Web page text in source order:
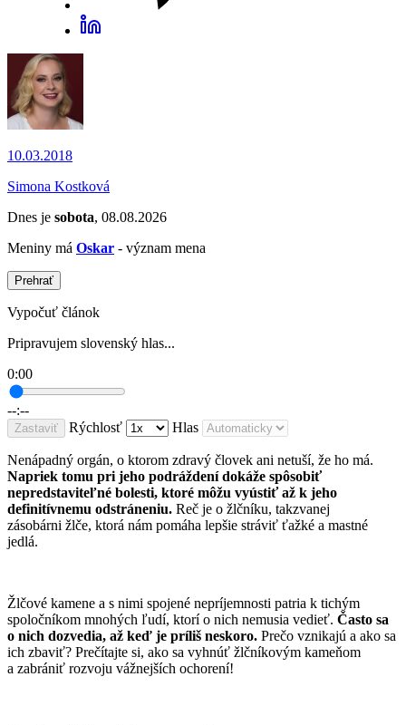
10.03.2018
Simona Kostková
Dnes je sobota, 08.08.2026
Meniny má Oskar - význam mena
Prehrať
Vypočuť článok
Pripravujem slovenský hlas...
0:00
--:--
Zastaviť Rýchlosť Hlas
Nenápadný orgán, o ktorom zdravý človek ani netuší, že ho má.
Napriek tomu pri jeho podráždení dokáže spôsobiť
nepredstaviteľné bolesti, ktoré môžu vyústiť až k jeho
definitívnemu odstráneniu. Reč je o žlčníku, takzvanej
zásobárni žlče, ktorá nám pomáha lepšie stráviť ťažké a mastné
jedlá.
Žlčové kamene a s nimi spojené nepríjemnosti patria k tichým
spoločníkom mnohých ľudí, ktorí o nich nemusia vedieť. Často sa
o nich dozvedia, až keď je príliš neskoro. Prečo vznikajú a ako sa
ich zbaviť? Prečítajte si, ako sa vyhnúť žlčníkovým kameňom
a zabrániť rozvoju vážnejších ochorení!